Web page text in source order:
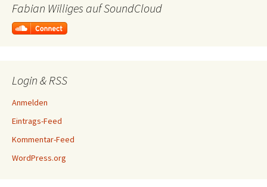
Fabian Williges auf SoundCloud
Login & RSS
Anmelden
Eintrags-Feed
Kommentar-Feed
WordPress.org